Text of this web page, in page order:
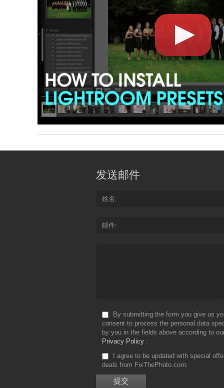
发送邮件
姓名
邮件
By submitting the form you give us
consent to process the personal data
by you in the fields above according to
Privacy Policy
I agree to be updated with special
deals from FixThePhoto.com